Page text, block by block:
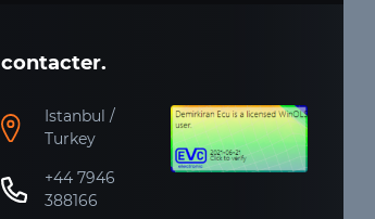
contacter.
Istanbul /
Turkey
+44 7946
388166